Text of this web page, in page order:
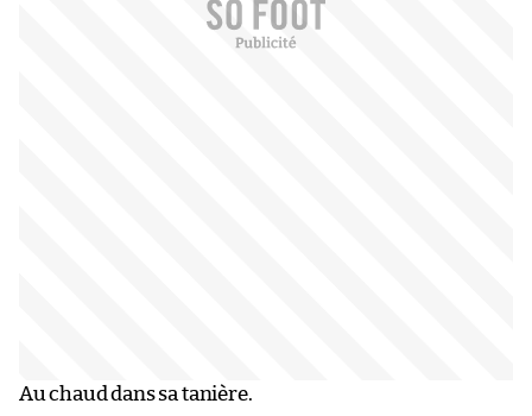
Au chaud dans sa tanière.